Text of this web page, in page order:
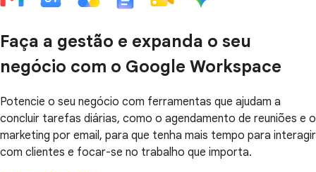
Faça a gestão e expanda o seu
negócio com o Google Workspace
Potencie o seu negócio com ferramentas que ajudam a
concluir tarefas diárias, como o agendamento de reuniões e o
marketing por email, para que tenha mais tempo para interagir
com clientes e focar-se no trabalho que importa.